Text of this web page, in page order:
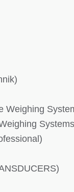
​Weighing